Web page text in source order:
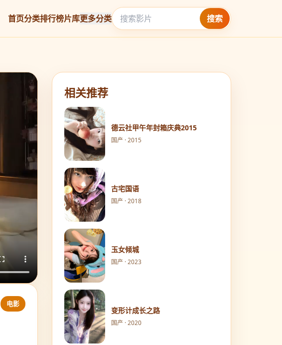
首页分类排行榜片库更多分类 搜索
电影
相关推荐
德云社甲午年封箱庆典2015
国产 · 2015
古宅国语
国产 · 2018
玉女倾城
国产 · 2023
变形计成长之路
国产 · 2020